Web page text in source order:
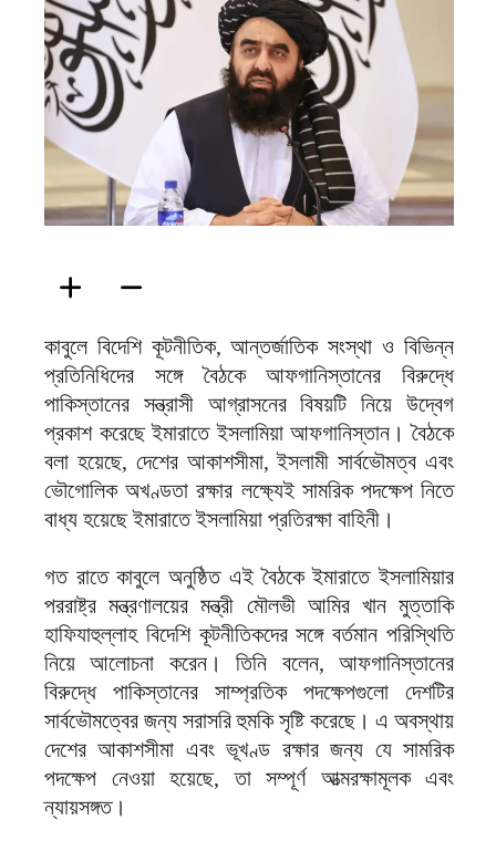
ফিরদাউস
কাবুলে বিদেশি কূটনীতিক, আন্তর্জাতিক সংস্থা ও বিভিন্ন
প্রতিনিধিদের সঙ্গে বৈঠকে আফগানিস্তানের বিরুদ্ধে
পাকিস্তানের সন্ত্রাসী আগ্রাসনের বিষয়টি নিয়ে উদ্বেগ
প্রকাশ করেছে ইমারাতে ইসলামিয়া আফগানিস্তান। বৈঠকে
বলা হয়েছে, দেশের আকাশসীমা, ইসলামী সার্বভৌমত্ব এবং
ভৌগোলিক অখণ্ডতা রক্ষার লক্ষ্যেই সামরিক পদক্ষেপ নিতে
বাধ্য হয়েছে ইমারাতে ইসলামিয়া প্রতিরক্ষা বাহিনী।
‎গত রাতে কাবুলে অনুষ্ঠিত এই বৈঠকে ইমারাতে ইসলামিয়ার
পররাষ্ট্র মন্ত্রণালয়ের মন্ত্রী মৌলভী আমির খান মুত্তাকি
হাফিযাহুল্লাহ বিদেশি কূটনীতিকদের সঙ্গে বর্তমান পরিস্থিতি
নিয়ে আলোচনা করেন। তিনি বলেন, আফগানিস্তানের
বিরুদ্ধে পাকিস্তানের সাম্প্রতিক পদক্ষেপগুলো দেশটির
সার্বভৌমত্বের জন্য সরাসরি হুমকি সৃষ্টি করেছে। এ অবস্থায়
দেশের আকাশসীমা এবং ভূখণ্ড রক্ষার জন্য যে সামরিক
পদক্ষেপ নেওয়া হয়েছে, তা সম্পূর্ণ আত্মরক্ষামূলক এবং
ন্যায়সঙ্গত।